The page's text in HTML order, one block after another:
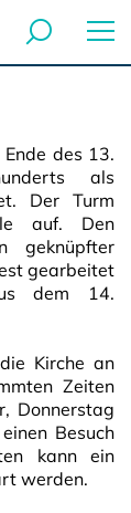
des 13.
als
Der Turm
auf. Den
geknüpfter
gearbeitet
dem 14.
Kirche an
Zeiten
Donnerstag
Besuch
kann ein
werden.